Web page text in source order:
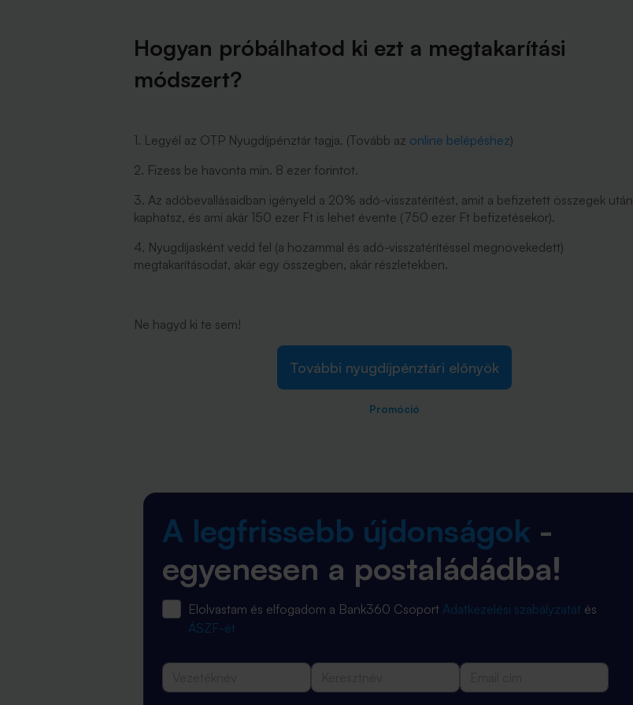
Hogyan próbálhatod ki ezt a megtakarítási
módszert?
1. Legyél az OTP Nyugdíjpénztár tagja. (Tovább az online belépéshez)
2. Fizess be havonta min. 8 ezer forintot.
3. Az adóbevallásaidban igényeld a 20% adó-visszatérítést, amit a befizetett összegek után
kaphatsz, és ami akár 150 ezer Ft is lehet évente (750 ezer Ft befizetésekor).
4. Nyugdíjasként vedd fel (a hozammal és adó-visszatérítéssel megnövekedett)
megtakarításodat, akár egy összegben, akár részletekben.
Ne hagyd ki te sem!
További nyugdíjpénztári előnyök
Promóció
A legfrissebb újdonságok -
egyenesen a postaládádba!
Elolvastam és elfogadom a Bank360 Csoport Adatkezelési szabályzatát és
ÁSZF-ét